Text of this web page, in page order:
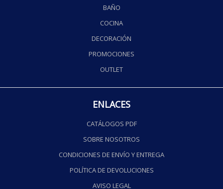
BAÑO
COCINA
DECORACIÓN
PROMOCIONES
OUTLET
ENLACES
CATÁLOGOS PDF
SOBRE NOSOTROS
CONDICIONES DE ENVÍO Y ENTREGA
POLÍTICA DE DEVOLUCIONES
AVISO LEGAL